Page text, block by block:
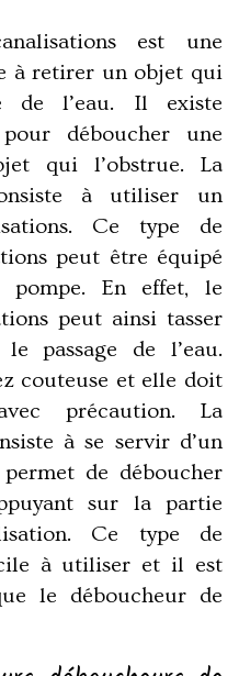
est une
à retirer un objet qui
de l’eau. Il existe
déboucher une
qui l’obstrue. La
à utiliser un
Ce type de
peut être équipé
pompe. En effet, le
peut ainsi tasser
passage de l’eau.
couteuse et elle doit
précaution. La
à se servir d’un
de déboucher
sur la partie
Ce type de
à utiliser et il est
le déboucheur de